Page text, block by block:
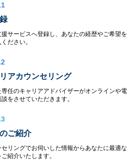
援サービスへ登録し、あなたの経歴やご希望を
ださい。
アカウンセリング
専任のキャリアアドバイザーがオンラインや電
をさせていただきます。
ご紹介
セリングでお伺いした情報からあなたに最適な
紹介いたします。